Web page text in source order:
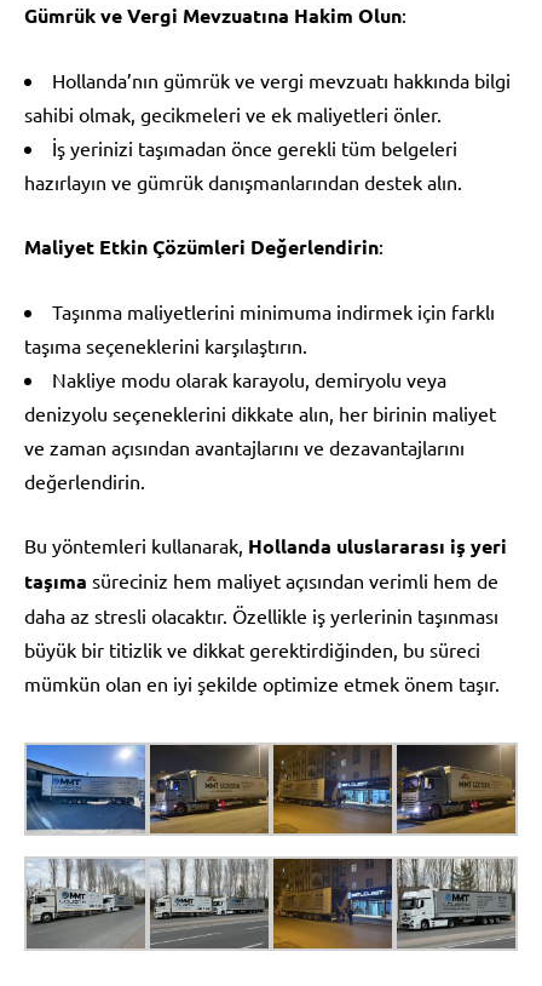
Gümrük ve Vergi Mevzuatına Hakim Olun:
Hollanda’nın gümrük ve vergi mevzuatı hakkında bilgi
sahibi olmak, gecikmeleri ve ek maliyetleri önler.
İş yerinizi taşımadan önce gerekli tüm belgeleri
hazırlayın ve gümrük danışmanlarından destek alın.
Maliyet Etkin Çözümleri Değerlendirin:
Taşınma maliyetlerini minimuma indirmek için farklı
taşıma seçeneklerini karşılaştırın.
Nakliye modu olarak karayolu, demiryolu veya
denizyolu seçeneklerini dikkate alın, her birinin maliyet
ve zaman açısından avantajlarını ve dezavantajlarını
değerlendirin.
Bu yöntemleri kullanarak, Hollanda uluslararası iş yeri
taşıma süreciniz hem maliyet açısından verimli hem de
daha az stresli olacaktır. Özellikle iş yerlerinin taşınması
büyük bir titizlik ve dikkat gerektirdiğinden, bu süreci
mümkün olan en iyi şekilde optimize etmek önem taşır.